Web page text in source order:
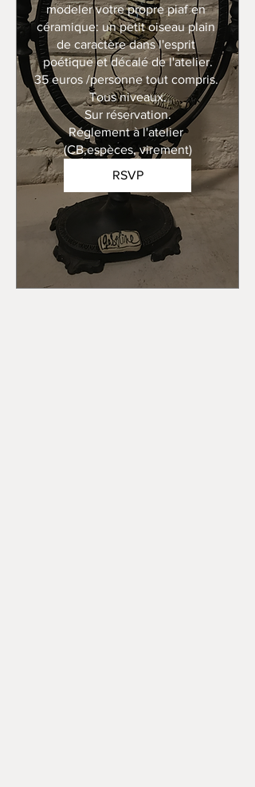
modeler votre propre piaf en
céramique: un petit oiseau plain
de caractère dans l'esprit
poétique et décalé de l'atelier.
35 euros /personne tout compris.
Tous niveaux.
Sur réservation.
Réglement à l'atelier
(CB,espèces, virement)
RSVP